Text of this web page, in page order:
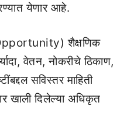
येणार आहे.
शैक्षणिक
वेतन, नोकरीचे ठिकाण,
सविस्तर माहिती
खाली दिलेल्या अधिकृत